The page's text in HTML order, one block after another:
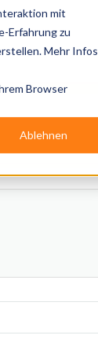
mit
Erfahrung zu
Mehr Infos
Browser
Ablehnen
Blog